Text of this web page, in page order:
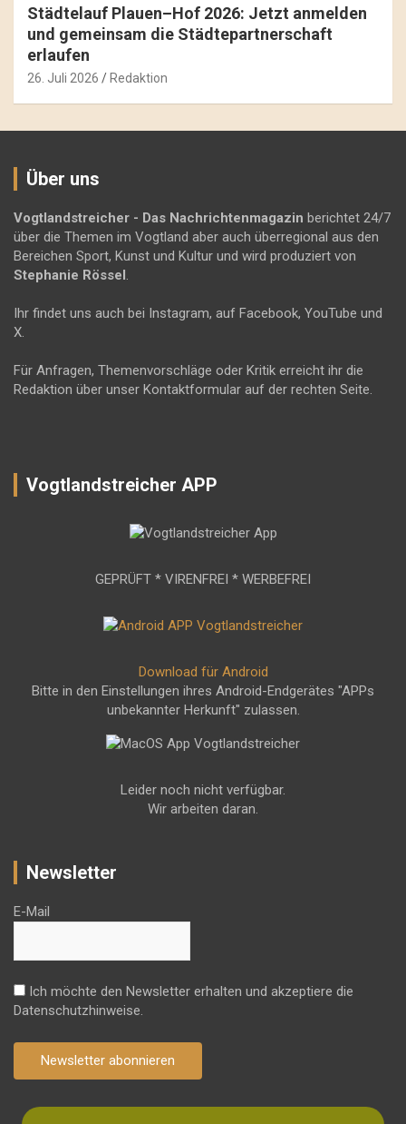
Städtelauf Plauen–Hof 2026: Jetzt anmelden
und gemeinsam die Städtepartnerschaft
erlaufen
26. Juli 2026 Redaktion
Über uns
Vogtlandstreicher - Das Nachrichtenmagazin berichtet 24/7
über die Themen im Vogtland aber auch überregional aus den
Bereichen Sport, Kunst und Kultur und wird produziert von
Stephanie Rössel.
Ihr findet uns auch bei Instagram, auf Facebook, YouTube und
X.
Für Anfragen, Themenvorschläge oder Kritik erreicht ihr die
Redaktion über unser Kontaktformular auf der rechten Seite.
Vogtlandstreicher APP
GEPRÜFT * VIRENFREI * WERBEFREI
Download für Android
Bitte in den Einstellungen ihres Android-Endgerätes "APPs
unbekannter Herkunft" zulassen.
Leider noch nicht verfügbar.
Wir arbeiten daran.
Newsletter
E-Mail
Ich möchte den Newsletter erhalten und akzeptiere die
Datenschutzhinweise.
Newsletter abonnieren